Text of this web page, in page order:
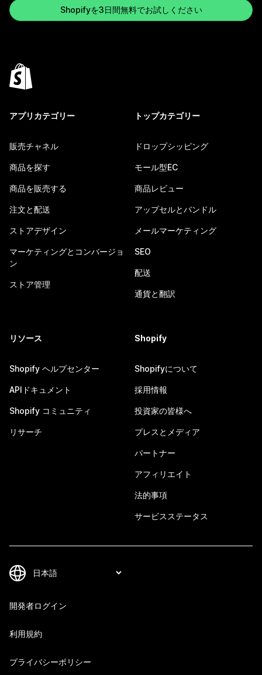
Shopifyを3日間無料でお試しください
アプリカテゴリー
販売チャネル
商品を探す
商品を販売する
注文と配送
ストアデザイン
マーケティングとコンバージョ
ン
ストア管理
トップカテゴリー
ドロップシッピング
モール型EC
商品レビュー
アップセルとバンドル
メールマーケティング
SEO
配送
通貨と翻訳
リソース
Shopify ヘルプセンター
APIドキュメント
Shopify コミュニティ
リサーチ
Shopify
Shopifyについて
採用情報
投資家の皆様へ
プレスとメディア
パートナー
アフィリエイト
法的事項
サービスステータス
開発者ログイン
利用規約
プライバシーポリシー